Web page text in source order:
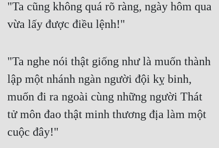
Cổ Tiên Hiệp
Cổ Đại
Dã Sử
Dị Giới
Gia Đấu
"Ta cũng không quá rõ ràng, ngày hôm qua
vừa lấy được điều lệnh!"
"Ta nghe nói thật giống như là muốn thành
lập một nhánh ngàn người đội kỵ binh,
muốn đi ra ngoài cùng những người Thát
tử môn đao thật minh thương địa làm một
cuộc đây!"